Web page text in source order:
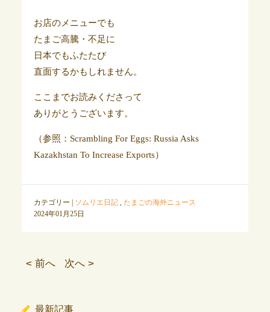
お店のメニューでも
たまご高騰・不足に
日本でもふたたび
直面するかもしれません。
ここまでお読みくださって
ありがとうございます。
（参照：Scrambling For Eggs: Russia Asks
Kazakhstan To Increase Exports）
カテゴリー | ソムリエ日記, たまごの海外ニュース
2024年01月25日
< 前へ 次へ >
最新記事